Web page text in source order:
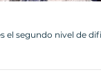
el segundo nivel de